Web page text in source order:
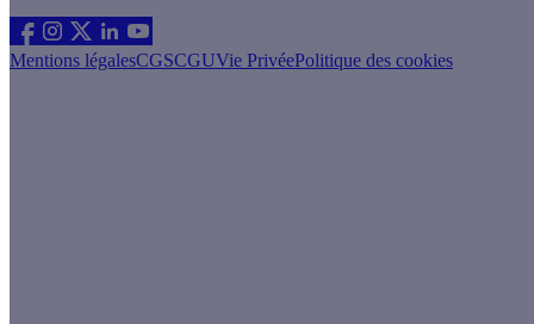
Mentions légalesCGSCGUVie PrivéePolitique des cookies